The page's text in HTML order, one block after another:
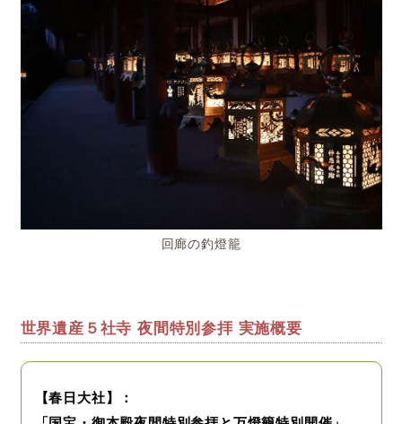
回廊の釣燈籠
世界遺産５社寺 夜間特別参拝 実施概要
【春日大社】：